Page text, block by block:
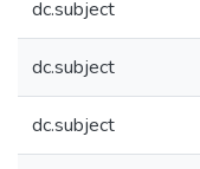
dc.subject
dc.subject
dc.subject